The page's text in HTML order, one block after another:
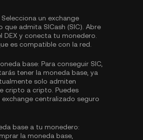
Selecciona un exchange
que admita SICash (SIC). Abre
DEX y conecta tu monedero.
es compatible con la red.
base: Para conseguir SIC,
tener la moneda base, ya
solo admiten
cripto a cripto. Puedes
exchange centralizado seguro
base a tu monedero:
la moneda base,